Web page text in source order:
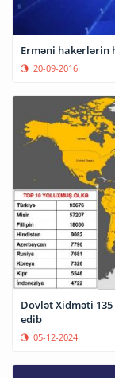
Erməni hakerlərin
20-09-2016
Dövlət Xidməti
edib
05-12-2024